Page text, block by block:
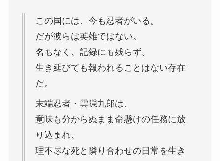
この国には、今も忍者がいる。
だが彼らは英雄ではない。
名もなく、記録にも残らず、
生き延びても報われることはない存在
だ。
末端忍者・雲隠九郎は、
意味も分からぬまま命懸けの任務に放
り込まれ、
理不尽な死と隣り合わせの日常を生き